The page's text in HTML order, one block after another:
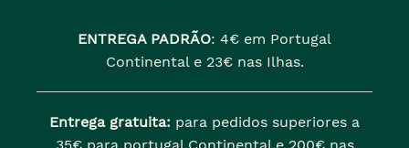
ENTREGA PADRÃO: 4€ em Portugal
Continental e 23€ nas Ilhas.
Entrega gratuita: para pedidos superiores a
35€ para portugal Continental e 200€ nas